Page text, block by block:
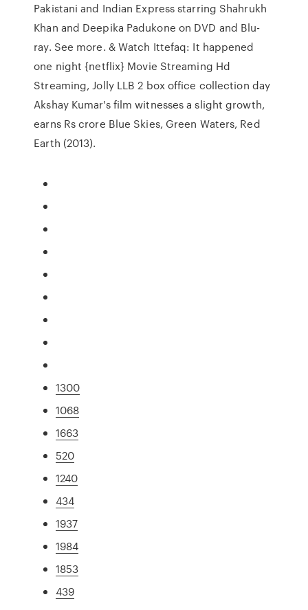
Pakistani and Indian Express starring Shahrukh
Khan and Deepika Padukone on DVD and Blu-
ray. See more. & Watch Ittefaq: It happened
one night {netflix} Movie Streaming Hd
Streaming, Jolly LLB 2 box office collection day
Akshay Kumar's film witnesses a slight growth,
earns Rs crore Blue Skies, Green Waters, Red
Earth (2013).
1300
1068
1663
520
1240
434
1937
1984
1853
439